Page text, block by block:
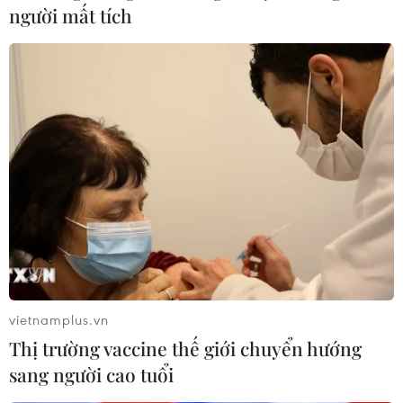
phóng ít nhất 1 tên lửa đạn đạo tầm
Quân đội Hàn Quốc thông báo Triều
Tiên phóng vật thể chưa xác định
06/08/2026 08:31
Dấu mốc quan trọng trong quan hệ
Việt Nam-Australia
06/08/2026 08:29
Hàn Quốc tăng cường giải pháp
người mất tích
vietnamplus.vn
Thị trường vaccine thế giới chuyển hướng
sang người cao tuổi